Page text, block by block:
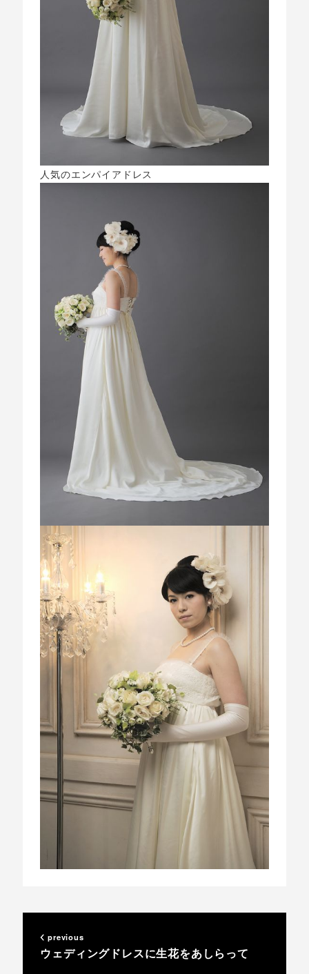
人気のエンパイアドレス
previous
ウェディングドレスに生花をあしらって